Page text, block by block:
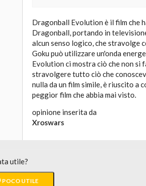
Dragonball Evolution è il film che
Dragonball, portando in
alcun senso logico, che stravolge
Goku può utilizzare un'onda
Evolution ci mostra ciò che non si
stravolgere tutto ciò che
nulla da un film simile, è riuscito a
peggior film che abbia mai visto.
opinione inserita da
Xroswars
utile?
POCO UTILE